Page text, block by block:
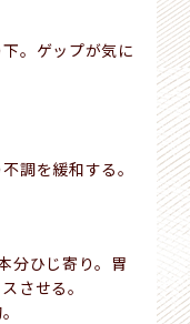
。ゲップが気に
調を緩和する。
分ひじ寄り。胃
させる。